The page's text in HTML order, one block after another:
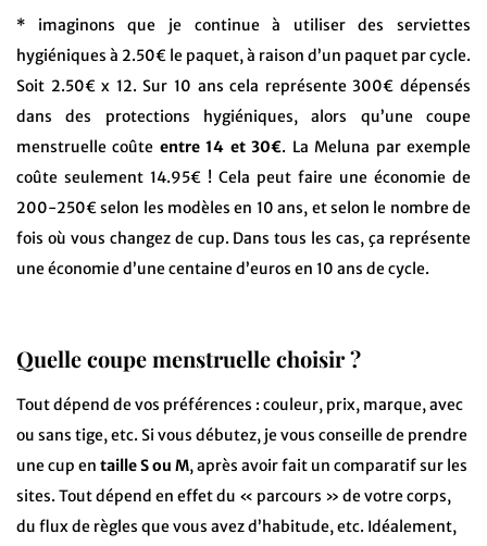
* imaginons que je continue à utiliser des serviettes
hygiéniques à 2.50€ le paquet, à raison d’un paquet par cycle.
Soit 2.50€ x 12. Sur 10 ans cela représente 300€ dépensés
dans des protections hygiéniques, alors qu’une coupe
menstruelle coûte entre 14 et 30€. La Meluna par exemple
coûte seulement 14.95€ ! Cela peut faire une économie de
200-250€ selon les modèles en 10 ans, et selon le nombre de
fois où vous changez de cup. Dans tous les cas, ça représente
une économie d’une centaine d’euros en 10 ans de cycle.
Quelle coupe menstruelle choisir ?
Tout dépend de vos préférences : couleur, prix, marque, avec
ou sans tige, etc. Si vous débutez, je vous conseille de prendre
une cup en taille S ou M, après avoir fait un comparatif sur les
sites. Tout dépend en effet du « parcours » de votre corps,
du flux de règles que vous avez d’habitude, etc. Idéalement,